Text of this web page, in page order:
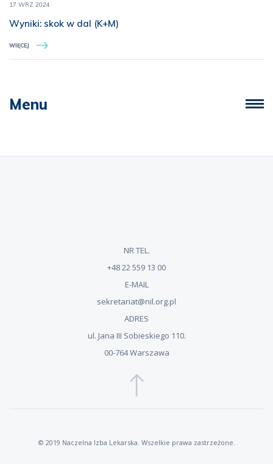
17 WRZ 2024
Wyniki: skok w dal (K+M)
WIĘCEJ
Menu
NR TEL.
+48 22 559 13 00
E-MAIL
sekretariat@nil.org.pl
ADRES
ul. Jana III Sobieskiego 110.
00-764 Warszawa
© 2019 Naczelna Izba Lekarska. Wszelkie prawa zastrzeżone.